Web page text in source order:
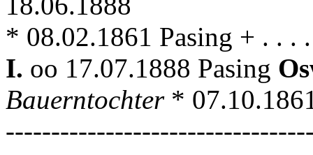
* 08.02.1861 Pasing + . . .
I. oo 17.07.1888 Pasing
Bauerntochter *